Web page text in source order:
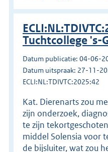
Tuchtcollege 's-
Datum publicatie: 04-06-
Datum uitspraak: 27-11-
ECLI:NL:TDIVTC:2025:42
Kat. Dierenarts zou
zijn onderzoek,
te zijn
middel Solensia voor
de bijsluiter, wat zou